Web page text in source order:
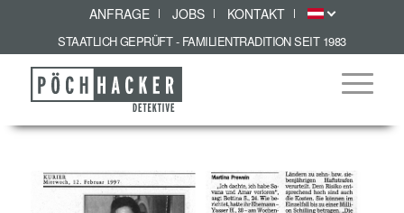
ANFRAGE JOBS KONTAKT
STAATLICH GEPRÜFT - FAMILIENTRADITION SEIT 1983